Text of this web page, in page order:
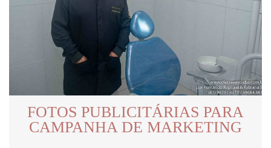
FOTOS PUBLICITÁRIAS PARA
CAMPANHA DE MARKETING